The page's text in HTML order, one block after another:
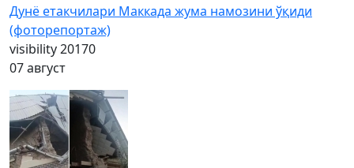
Дунё етакчилари Маккада жума намозини ўқиди
(фоторепортаж)
visibility20170
07 август